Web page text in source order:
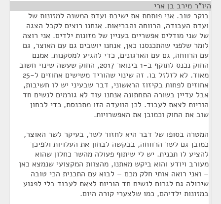
היו"ר מירב בן ארי
בוקר טוב. אני פותחת את ישיבת ועדת המשנה למזונות של
ועדת העבודה, הרווחה והבריאות. אנחנו רוצים לקבל הצגה
של שני מודלים אפשריים בעניין של מזונות ילדים. אני רוצה
לומר שלפני שהתכנסנו כאן, אנחנו יושבים גם עם האוצר, גם
עם הרווחה, גם עם הארגונים, כדי להגיע למסקנות. אמנם
החוק נכנס לתוקף ב-1 בינואר 2017, החוק שעשה שינוי חשוב
מאוד. לא לזלזל בו. זה שינוי שהוריד משישים אחוזים ל-25
אחוזים לפחות בקיזוז הראשוני, דבר שבעיני יש לו חשיבות,
אבל עדיין בשורה התחתונה אנחנו עוד לא גורמים לנשים חד
הוריות לצאת לעבוד. לכן הוועדה הזו מתכנסת, כדי לבחון
שוב את החוק וכמובן את האפשרויות.
המטרה בסופו של דבר היא לחזור לשר, בעיקר לשר האוצר,
כמובן גם לשר הרווחה, בבקשה לבחון את העלויות ולפיכך
להציע לו תכנית. יש לי שיתוף פעולה מהשר כחלון שהוא
מעורב ויודע והוא ביקש מאתנו, מהצוות המקצועי שנמצא כאן
– ואני רואה אותי חלק מכם – לבוא עם התכנית הכי טובה
שיכולה גם לגרום לנשים חד הוריות לצאת לעבוד בלי לפגוע
במזונות ילדיהם, כמו שלצערי קורה היום.